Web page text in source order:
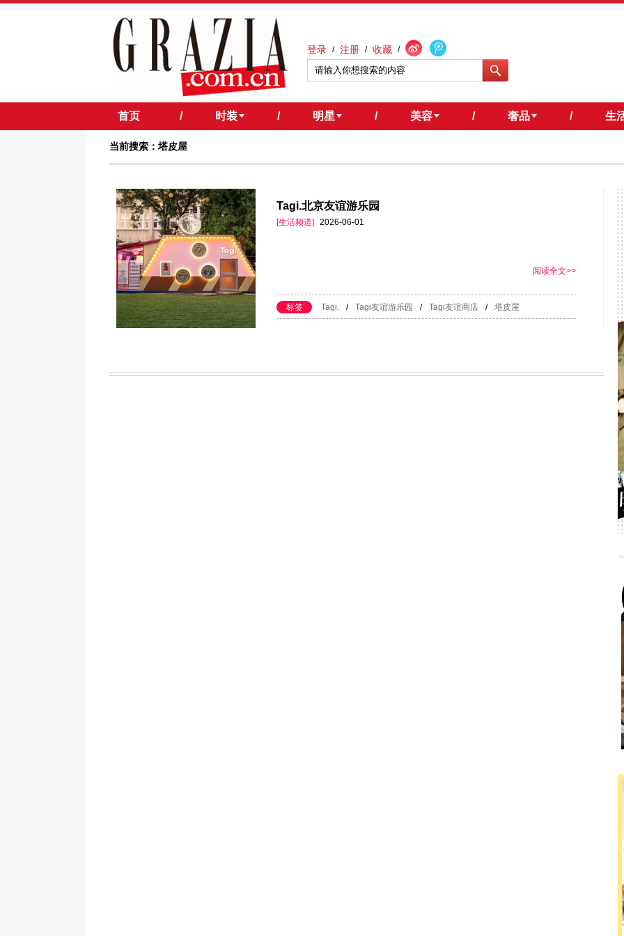
登录 / 注册 / 收藏 /
首页 / 时装 / 明星 / 美容 / 奢品 / 生
当前搜索：塔皮屋
Tagi.北京友谊游乐园
[生活频道] 2026-06-01
阅读全文>>
标签 Tagi. / Tagi友谊游乐园 / Tagi友谊商店 / 塔皮屋